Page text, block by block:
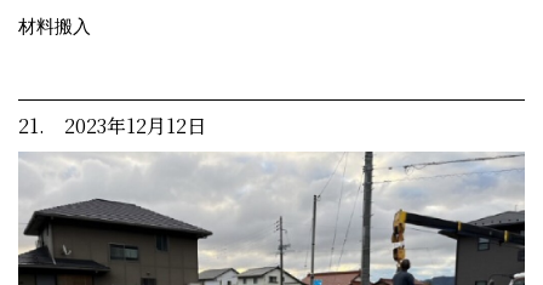
材料搬入
21. 2023年12月12日